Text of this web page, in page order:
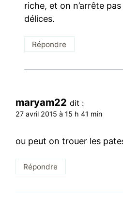
riche, et on n’arrête
délices.
Répondre
maryam22 dit :
27 avril 2015 à 15 h 41 min
ou peut on trouer les
Répondre